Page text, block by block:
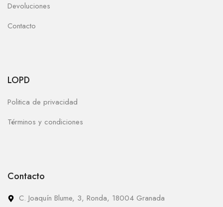
Devoluciones
Contacto
LOPD
Politica de privacidad
Términos y condiciones
Contacto
C. Joaquín Blume, 3, Ronda, 18004 Granada